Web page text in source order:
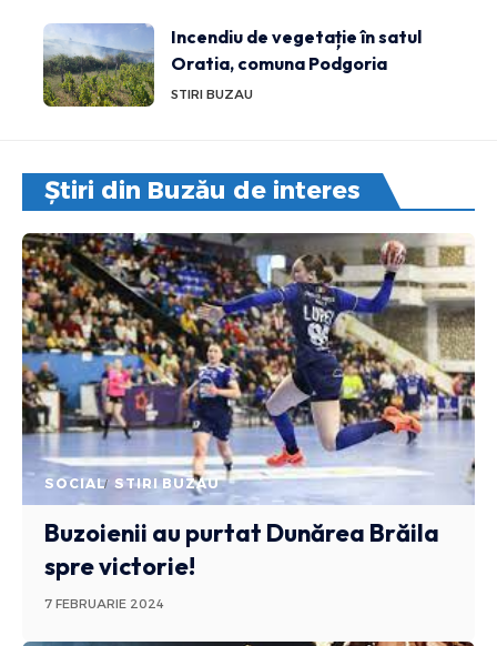
Incendiu de vegetație în satul
Oratia, comuna Podgoria
STIRI BUZAU
Știri din Buzău de interes
SOCIAL STIRI BUZAU
Buzoienii au purtat Dunărea Brăila
spre victorie!
7 FEBRUARIE 2024